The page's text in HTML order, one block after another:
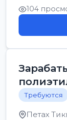
Свежие
104
Требуются
Петах